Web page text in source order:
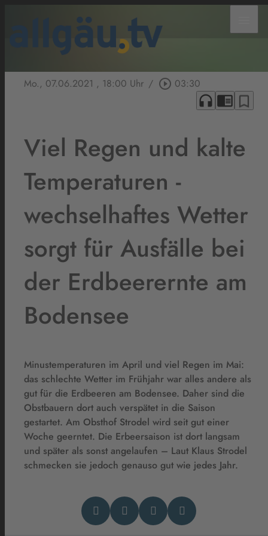
Mo., 07.06.2021 , 18:00 Uhr / play_circle_outline 03:30
headphones chrome_reader_mode bookmark_border
Viel Regen und kalte
Temperaturen -
wechselhaftes Wetter
sorgt für Ausfälle bei
der Erdbeerernte am
Bodensee
Minustemperaturen im April und viel Regen im Mai:
das schlechte Wetter im Frühjahr war alles andere als
gut für die Erdbeeren am Bodensee. Daher sind die
Obstbauern dort auch verspätet in die Saison
gestartet. Am Obsthof Strodel wird seit gut einer
Woche geerntet. Die Erbeersaison ist dort langsam
und später als sonst angelaufen – Laut Klaus Strodel
schmecken sie jedoch genauso gut wie jedes Jahr.